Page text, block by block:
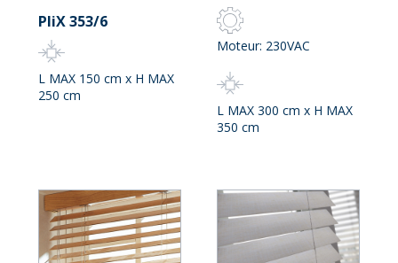
PliX 353/6
L MAX 150 cm x H MAX
250 cm
Moteur: 230VAC
L MAX 300 cm x H MAX
350 cm